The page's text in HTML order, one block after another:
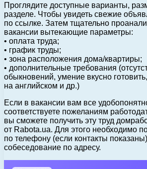
Проглядите доступные варианты,
разделе. Чтобы увидеть свежие
по ссылке. Затем тщательно
вакансии вытекающие параметры:
• оплата труда;
• график труды;
• зона расположения дома/квартиры;
• дополнительные требования
обыкновений, умение вкусно
на английском и др.)
Если в вакансии вам все
соответствуете пожеланиям
вы сможете получить эту труд
от Rabota.ua. Для этого необходимо
по телефону (если контакты
собеседование по адресу.